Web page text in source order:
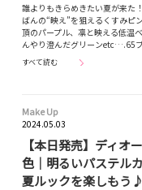
誰よりもきらめきたい夏が来た
ばんの“映え”を狙えるくすみピ
頂のパープル、凛と映える低温
んやり澄んだグリーンetc….65
すべて読む
Make Up
2024.05.03
【本日発売】ディオ
色｜明るいパステル
夏ルックを楽しもう♪